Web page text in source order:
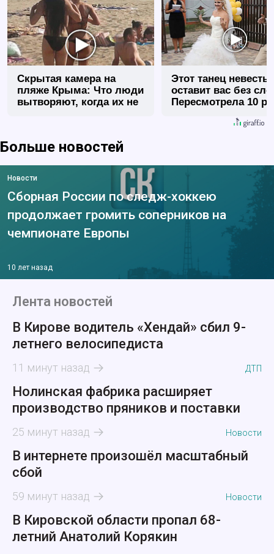
Скрытая камера на
пляже Крыма: Что люди
вытворяют, когда их не
Этот танец невесты
оставит вас без
Пересмотрела 10
Больше новостей
Новости
Cборная России по следж-хоккею
продолжает громить соперников на
чемпионате Европы
10 лет назад
Лента новостей
В Кирове водитель «Хендай» сбил 9-
летнего велосипедиста
11 минут назад ДТП
Нолинская фабрика расширяет
производство пряников и поставки
25 минут назад Новости
В интернете произошёл масштабный
сбой
59 минут назад Новости
В Кировской области пропал 68-
летний Анатолий Корякин